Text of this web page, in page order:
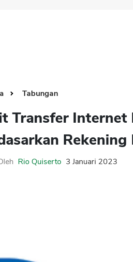
Tabungan
Transfer Internet
Rekening
Rio Quiserto 3 Januari 2023